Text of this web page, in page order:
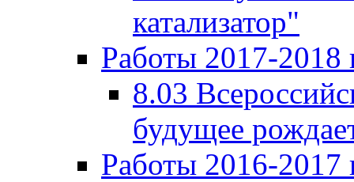
катализатор"
Работы 2017-2018
8.03
будущее
Работы 2016-2017